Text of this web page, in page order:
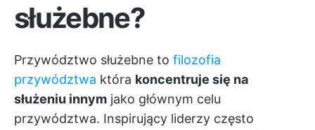
służebne?
Przywództwo służebne to filozofia
przywództwa która koncentruje się na
służeniu innym jako głównym celu
przywództwa. Inspirujący liderzy często